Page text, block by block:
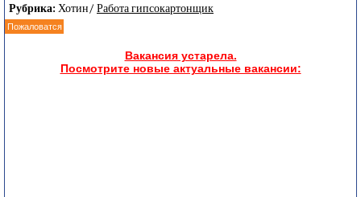
Рубрика: Хотин/ Работа гипсокартонщик
Пожаловатся
Вакансия устарела.
Посмотрите новые актуальные вакансии: